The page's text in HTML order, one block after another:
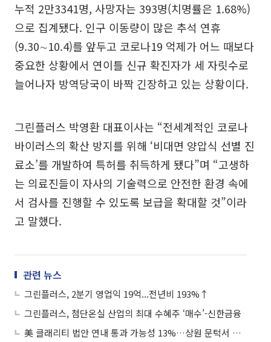
누적 2만3341명, 사망자는 393명(치명률은 1.68%)
으로 집계됐다. 인구 이동량이 많은 추석 연휴
(9.30∼10.4)를 앞두고 코로나19 억제가 어느 때보다
중요한 상황에서 연이틀 신규 확진자가 세 자릿수로
늘어나자 방역당국이 바짝 긴장하고 있는 상황이다.
그린플러스 박영환 대표이사는 “전세계적인 코로나
바이러스의 확산 방지를 위해 ‘비대면 양압식 선별 진
료소’를 개발하여 특허를 취득하게 됐다”며 “고생하
는 의료진들이 자사의 기술력으로 안전한 환경 속에
서 검사를 진행할 수 있도록 보급을 확대할 것”이라
고 말했다.
관련 뉴스
그린플러스, 2분기 영업익 19억...전년비 193%↑
그린플러스, 첨단온실 산업의 최대 수혜주 ‘매수’-신한금융
美 클래리티 법안 연내 통과 가능성 13%…상원 문턱서 제동